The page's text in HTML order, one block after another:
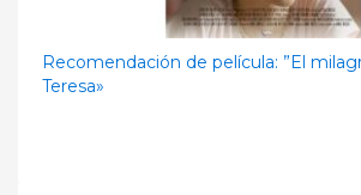
Recomendación de película: ”El
Teresa»